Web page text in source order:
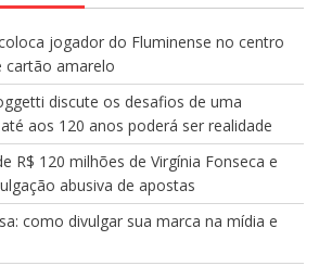
jogador do Fluminense no centro
cartão amarelo
discute os desafios de uma
aos 120 anos poderá ser realidade
R$ 120 milhões de Virgínia Fonseca e
abusiva de apostas
como divulgar sua marca na mídia e